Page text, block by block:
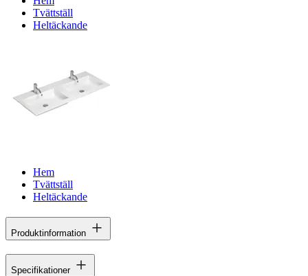
Tvättställ
Heltäckande
Hem
Tvättställ
Heltäckande
Produktinformation
Specifikationer